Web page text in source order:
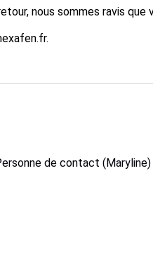
nous sommes ravis
de contact